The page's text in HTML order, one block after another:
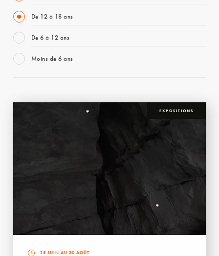
De 12 à 18 ans
De 6 à 12 ans
Moins de 6 ans
EXPOSITIONS
25 JUIN AU 30 AOÛT